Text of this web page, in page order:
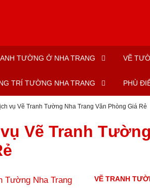
TƯỜNG Ở NHA TRANG VẼ
TRÍ TƯỜNG NHA TRANG PHÙ
vụ Vẽ Tranh Tường Nha Trang Văn Phòng Giá Rẻ
Vẽ Tranh
VẼ TRANH